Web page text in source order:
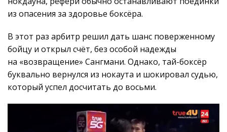
из опасения за здоровье боксёра.
В этот раз арбитр решил дать шанс поверженному
бойцу и открыл счёт, без особой надежды
на «возвращение» Сангмани. Однако, тай-боксёр
буквально вернулся из нокаута и шокировал судью,
который успел досчитать до восьми.
Видеоплеер